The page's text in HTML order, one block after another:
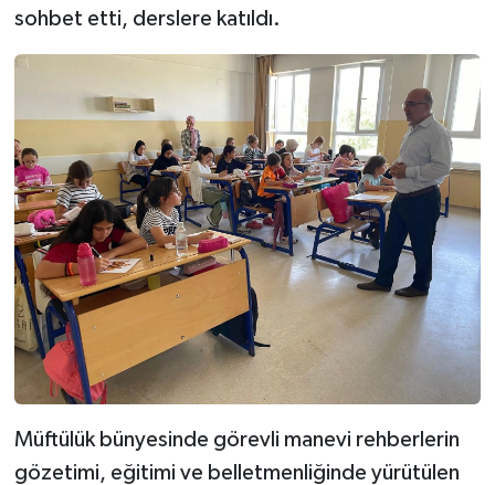
sohbet etti, derslere katıldı.
Müftülük bünyesinde görevli manevi rehberlerin
gözetimi, eğitimi ve belletmenliğinde yürütülen